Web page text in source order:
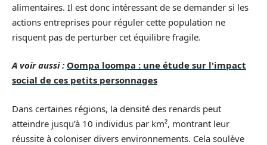
alimentaires. Il est donc intéressant de se demander si les
actions entreprises pour réguler cette population ne
risquent pas de perturber cet équilibre fragile.
A voir aussi : Oompa loompa : une étude sur l'impact
social de ces petits personnages
Dans certaines régions, la densité des renards peut
atteindre jusqu’à 10 individus par km², montrant leur
réussite à coloniser divers environnements. Cela soulève